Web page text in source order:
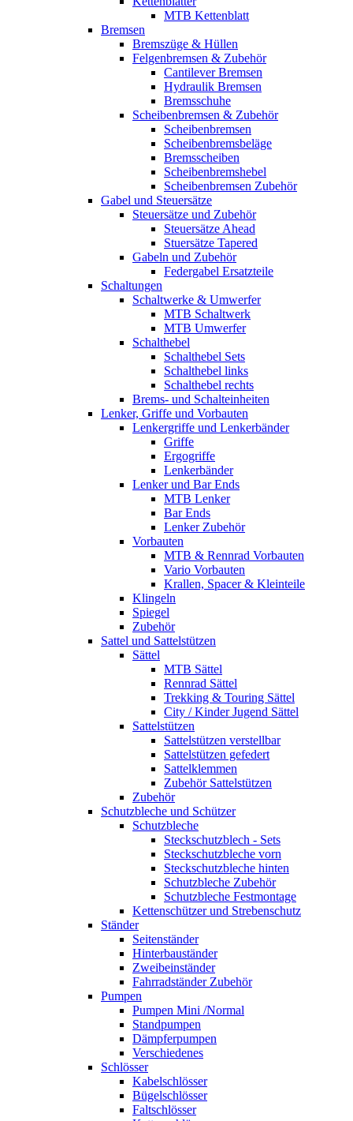
MTB Kettenblatt
Bremsen
Bremszüge & Hüllen
Felgenbremsen & Zubehör
Cantilever Bremsen
Hydraulik Bremsen
Bremsschuhe
Scheibenbremsen & Zubehör
Scheibenbremsen
Scheibenbremsbeläge
Bremsscheiben
Scheibenbremshebel
Scheibenbremsen Zubehör
Gabel und Steuersätze
Steuersätze und Zubehör
Steuersätze Ahead
Stuersätze Tapered
Gabeln und Zubehör
Federgabel Ersatzteile
Schaltungen
Schaltwerke & Umwerfer
MTB Schaltwerk
MTB Umwerfer
Schalthebel
Schalthebel Sets
Schalthebel links
Schalthebel rechts
Brems- und Schalteinheiten
Lenker, Griffe und Vorbauten
Lenkergriffe und Lenkerbänder
Griffe
Ergogriffe
Lenkerbänder
Lenker und Bar Ends
MTB Lenker
Bar Ends
Lenker Zubehör
Vorbauten
MTB & Rennrad Vorbauten
Vario Vorbauten
Krallen, Spacer & Kleinteile
Klingeln
Spiegel
Zubehör
Sattel und Sattelstützen
Sättel
MTB Sättel
Rennrad Sättel
Trekking & Touring Sättel
City / Kinder Jugend Sättel
Sattelstützen
Sattelstützen verstellbar
Sattelstützen gefedert
Sattelklemmen
Zubehör Sattelstützen
Zubehör
Schutzbleche und Schützer
Schutzbleche
Steckschutzblech - Sets
Steckschutzbleche vorn
Steckschutzbleche hinten
Schutzbleche Zubehör
Schutzbleche Festmontage
Kettenschützer und Strebenschutz
Ständer
Seitenständer
Hinterbauständer
Zweibeinständer
Fahrradständer Zubehör
Pumpen
Pumpen Mini /Normal
Standpumpen
Dämpferpumpen
Verschiedenes
Schlösser
Kabelschlösser
Bügelschlösser
Faltschlösser